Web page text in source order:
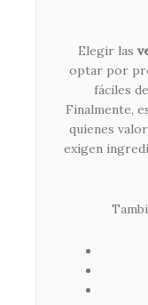
Elegir las
optar por
fáciles
Finalmente,
quienes
exigen